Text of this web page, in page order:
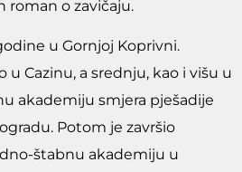
roman o zavičaju.
u Gornjoj Koprivni.
u Cazinu, a srednju, kao i višu u
akademiju smjera pješadije
Potom je završio
štabnu akademiju u